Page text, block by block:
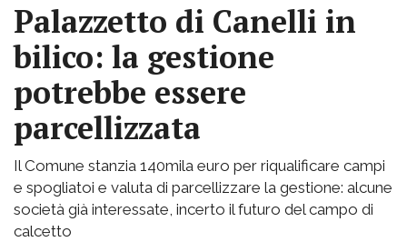
Palazzetto di Canelli in
bilico: la gestione
potrebbe essere
parcellizzata
Il Comune stanzia 140mila euro per riqualificare campi
e spogliatoi e valuta di parcellizzare la gestione: alcune
società già interessate, incerto il futuro del campo di
calcetto